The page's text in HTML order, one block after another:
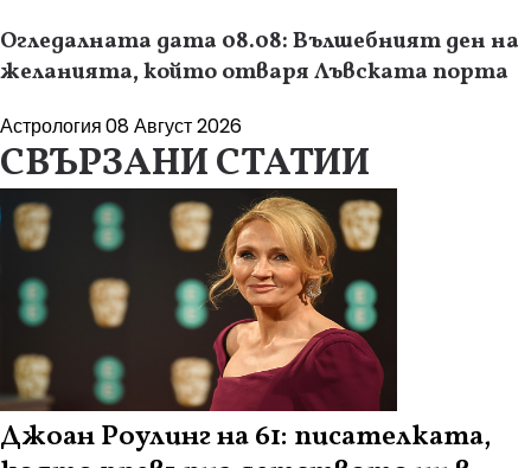
Огледалната дата 08.08: Вълшебният ден на
желанията, който отваря Лъвската порта
Астрология08 Август 2026
СВЪРЗАНИ СТАТИИ
Джоан Роулинг на 61: писателката,